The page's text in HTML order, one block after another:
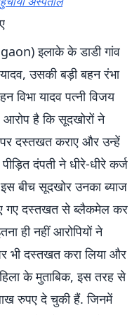
इलाके के डाडी गांव
उसकी बड़ी बहन रंभा
विभा यादव पत्नी विजय
है कि सूदखोरों ने
दस्तखत कराए और उन्हें
दंपती ने धीरे-धीरे कर्ज
बीच सूदखोर उनका ब्याज
गए दस्तखत से ब्लैकमेल कर
ही नहीं आरोपियों ने
भी दस्तखत करा लिया और
के मुताबिक, इस तरह से
रुपए दे चुकी हैं. जिनमें